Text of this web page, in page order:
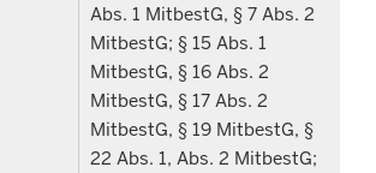
Abs. 1 MitbestG, § 7 Abs. 2
MitbestG; § 15 Abs. 1
MitbestG, § 16 Abs. 2
MitbestG, § 17 Abs. 2
MitbestG, § 19 MitbestG, §
22 Abs. 1, Abs. 2 MitbestG;